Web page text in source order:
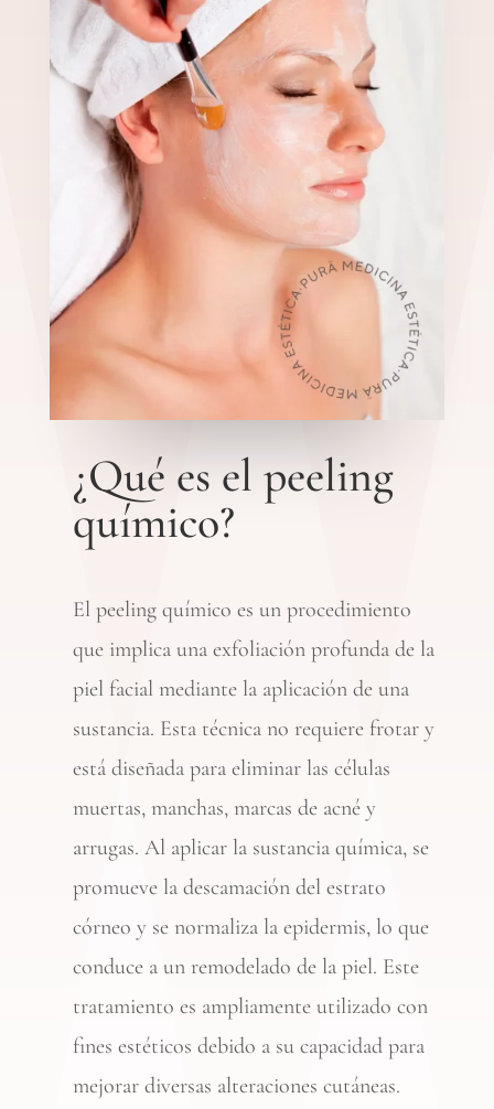
¿Qué es el peeling
químico?
El peeling químico es un procedimiento
que implica una exfoliación profunda de la
piel facial mediante la aplicación de una
sustancia. Esta técnica no requiere frotar y
está diseñada paraeliminar lascélulas
muertas, manchas, marcas de acné y
arrugas. Al aplicar la sustancia química, se
promueve la descamación del estrato
córneo y se normaliza la epidermis, lo que
conduce a un remodelado de la piel. Este
tratamiento es ampliamente utilizado con
fines estéticos debido a su capacidad para
mejorar diversas alteraciones cutáneas.